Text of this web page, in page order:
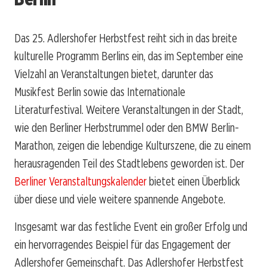
Das 25. Adlershofer Herbstfest reiht sich in das breite
kulturelle Programm Berlins ein, das im September eine
Vielzahl an Veranstaltungen bietet, darunter das
Musikfest Berlin sowie das Internationale
Literaturfestival. Weitere Veranstaltungen in der Stadt,
wie den Berliner Herbstrummel oder den BMW Berlin-
Marathon, zeigen die lebendige Kulturszene, die zu einem
herausragenden Teil des Stadtlebens geworden ist. Der
Berliner Veranstaltungskalenderbietet einen Überblick
über diese und viele weitere spannende Angebote.
Insgesamt war das festliche Event ein großer Erfolg und
ein hervorragendes Beispiel für das Engagement der
Adlershofer Gemeinschaft. Das Adlershofer Herbstfest